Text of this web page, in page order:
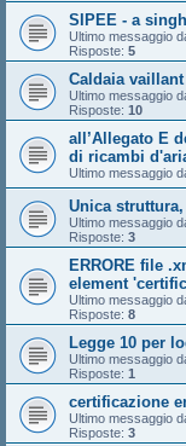
SIPEE - a
Ultimo messaggio
Risposte: 5
Caldaia
Ultimo messaggio
Risposte: 10
all’Allegato E
di ricambi
Ultimo messaggio
Unica
Ultimo messaggio
Risposte: 3
ERRORE file
element
Ultimo messaggio
Risposte: 8
Legge 10 per
Ultimo messaggio
Risposte: 1
certificazione
Ultimo messaggio
Risposte: 3